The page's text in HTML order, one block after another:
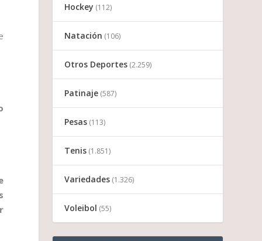
Hockey (112)
Natación (106)
Otros Deportes (2.259)
Patinaje (587)
Pesas (113)
Tenis (1.851)
Variedades (1.326)
Voleibol (55)